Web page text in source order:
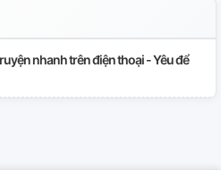
nhanh trên điện thoại - Yêu để